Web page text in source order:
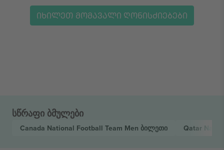
ᲘᲮᲘᲚᲔᲗ ᲛᲝᲛᲐᲕᲐᲚᲘ ᲦᲝᲜᲘᲡᲫᲘᲔᲑᲔᲑᲘ
სწრაფი ბმულები
Canada National Football Team Men ბილეთი Qatar